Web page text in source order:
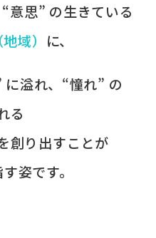
意思” の​生きている
​（地域） に、​
溢れ、​“憧れ” の​
る
創り出すことが
姿です。​